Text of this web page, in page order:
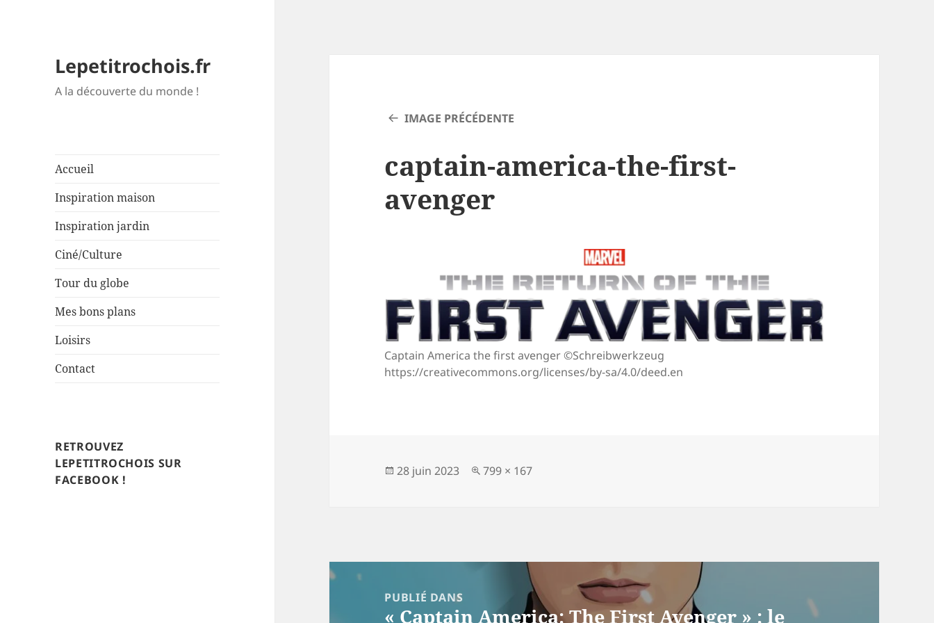
Lepetitrochois.fr
A la découverte du monde !
Accueil
Inspiration maison
Inspiration jardin
Ciné/Culture
Tour du globe
Mes bons plans
Loisirs
Contact
RETROUVEZ
LEPETITROCHOIS SUR
FACEBOOK !
IMAGE PRÉCÉDENTE
captain-america-the-first-
avenger
Captain America the first avenger ©Schreibwerkzeug
https://creativecommons.org/licenses/by-sa/4.0/deed.en
Publié
28 juin 2023
Taille
799 × 167
Navigation
PUBLIÉ DANS
« Captain America: The First Avenger » : le